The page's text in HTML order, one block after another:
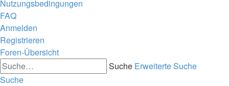
Nutzungsbedingungen
FAQ
Anmelden
Registrieren
Foren-Übersicht
Suche Erweiterte Suche
Suche